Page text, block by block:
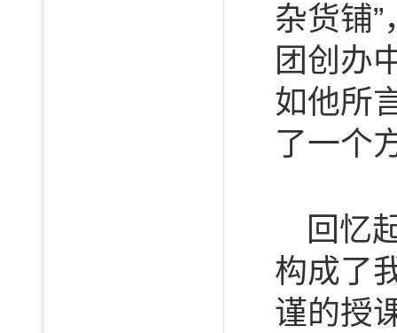
杂货铺”
团创办
如他所
了一个
回忆
构成了
谨的授